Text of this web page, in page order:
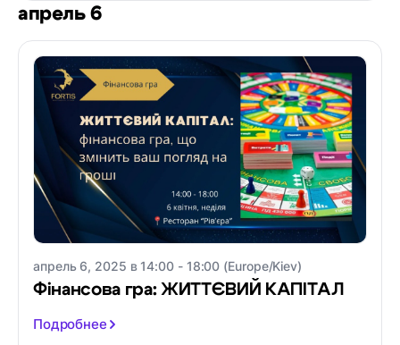
апрель 6
апрель 6, 2025 в 14:00 - 18:00 (Europe/Kiev)
Фінансова гра: ЖИТТЄВИЙ КАПІТАЛ
Подробнее